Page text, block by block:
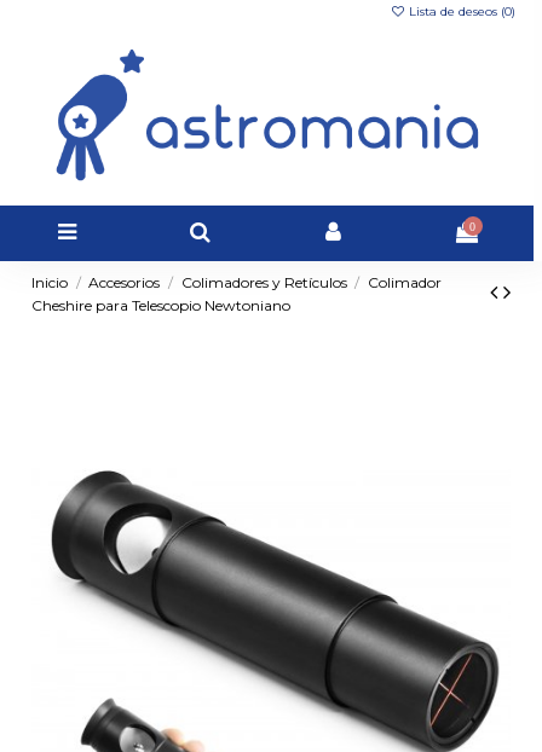
Lista de deseos (0)
0
Inicio Accesorios Colimadores y Retículos
Colimador
Cheshire para Telescopio Newtoniano